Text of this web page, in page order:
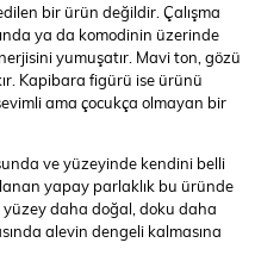
bir ürün değildir. Çalışma
ya da komodinin üzerinde
yumuşatır. Mavi ton, gözü
Kapibara figürü ise ürünü
ama çocukça olmayan bir
ve yüzeyinde kendini belli
yapay parlaklık bu üründe
yüzey daha doğal, doku daha
alevin dengeli kalmasına